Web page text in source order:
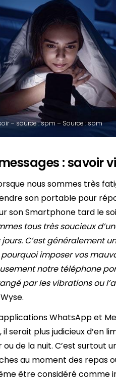
– source : spm – Source : spm
: savoir
nous sommes très
son portable pour
son Smartphone tard le
tous très soucieux
. C’est généralement
imposer vos
notre téléphone
par les vibrations ou
WhatsApp et
serait plus judicieux d’en
de la nuit. C’est surtout
au moment des repas
être considéré comme